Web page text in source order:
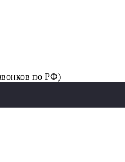
по РФ)